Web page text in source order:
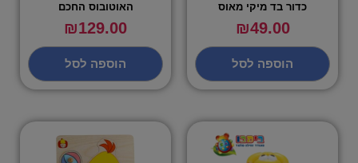
כדור בד מיקי מאוס
₪49.00
הוספה לסל
האוטובוס החכם
₪129.00
הוספה לסל